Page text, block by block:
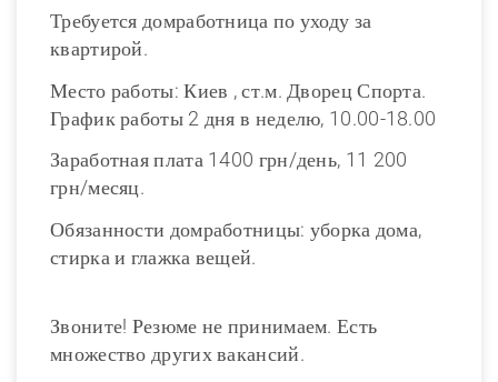
Требуется домработница по уходу за
квартирой.
Место работы: Киев , ст.м. Дворец Спорта.
График работы 2 дня в неделю, 10.00-18.00
Заработная плата 1400 грн/день, 11 200
грн/месяц.
Обязанности домработницы: уборка дома,
стирка и глажка вещей.
Звоните! Резюме не принимаем. Есть
множество других вакансий.